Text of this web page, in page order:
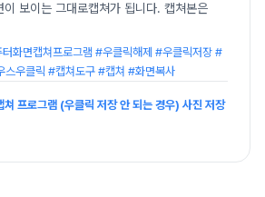
이 보이는 그대로캡쳐가 됩니다. 캡쳐본은
화면캡쳐프로그램 #우클릭해제 #우클릭저장 #
스우클릭 #캡쳐도구 #캡쳐 #화면복사
쳐 프로그램 (우클릭 저장 안 되는 경우) 사진 저장